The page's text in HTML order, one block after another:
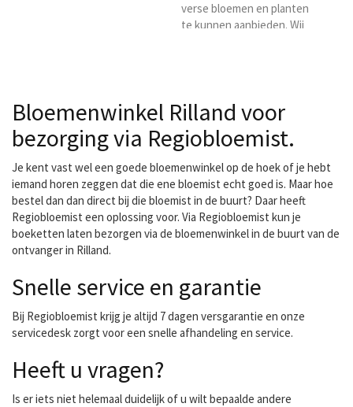
verse bloemen en planten
te kunnen aanbieden. Wij
Fleurige artikelen,
aantrekkelijke prijzen.
Kom eens een kijkje
aanbod bloemen, planten
en accessoires.
Bloemenwinkel Rilland voor
bezorging via Regiobloemist.
Je kent vast wel een goede bloemenwinkel op de hoek of je hebt
iemand horen zeggen dat die ene bloemist echt goed is. Maar hoe
bestel dan dan direct bij die bloemist in de buurt? Daar heeft
Regiobloemist een oplossing voor. Via Regiobloemist kun je
boeketten laten bezorgen via de bloemenwinkel in de buurt van de
ontvanger in Rilland.
Snelle service en garantie
Bij Regiobloemist krijg je altijd 7 dagen versgarantie en onze
servicedesk zorgt voor een snelle afhandeling en service.
Heeft u vragen?
Is er iets niet helemaal duidelijk of u wilt bepaalde andere